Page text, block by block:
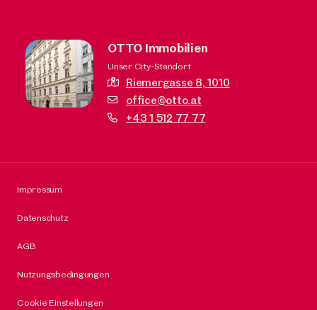
OTTO Immobilien
Unser City-Standort
Riemergasse 8,1010
office@otto.at
+43 1 512 77 77
Impressum
Datenschutz
AGB
Nutzungsbedingungen
Cookie Einstellungen